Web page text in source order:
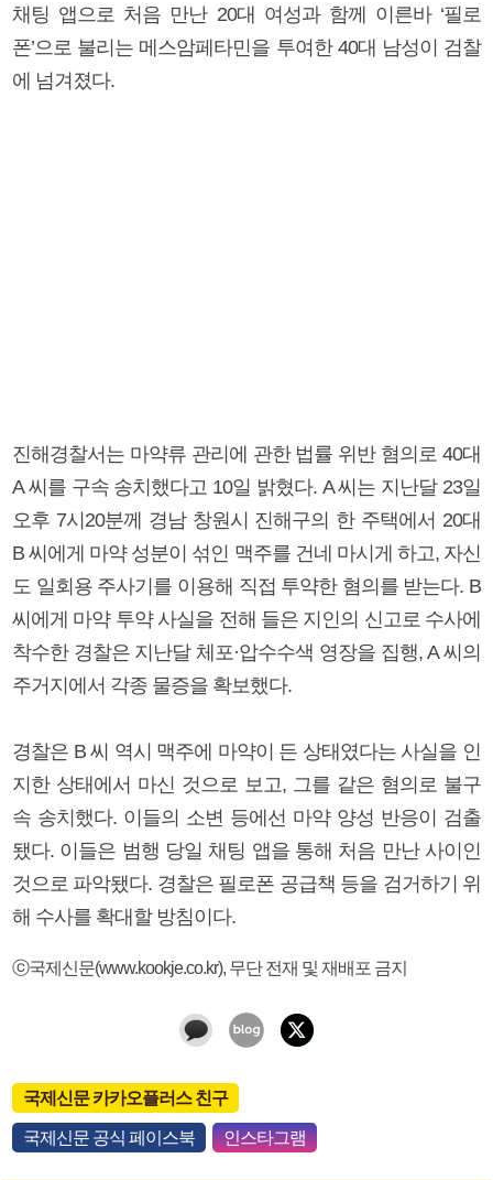
채팅 앱으로 처음 만난 20대 여성과 함께 이른바 ‘필로
폰’으로 불리는 메스암페타민을 투여한 40대 남성이 검찰
에 넘겨졌다.
진해경찰서는 마약류 관리에 관한 법률 위반 혐의로 40대
A 씨를 구속 송치했다고 10일 밝혔다. A 씨는 지난달 23일
오후 7시20분께 경남 창원시 진해구의 한 주택에서 20대
B 씨에게 마약 성분이 섞인 맥주를 건네 마시게 하고, 자신
도 일회용 주사기를 이용해 직접 투약한 혐의를 받는다. B
씨에게 마약 투약 사실을 전해 들은 지인의 신고로 수사에
착수한 경찰은 지난달 체포·압수수색 영장을 집행, A 씨의
주거지에서 각종 물증을 확보했다.
경찰은 B 씨 역시 맥주에 마약이 든 상태였다는 사실을 인
지한 상태에서 마신 것으로 보고, 그를 같은 혐의로 불구
속 송치했다. 이들의 소변 등에선 마약 양성 반응이 검출
됐다. 이들은 범행 당일 채팅 앱을 통해 처음 만난 사이인
것으로 파악됐다. 경찰은 필로폰 공급책 등을 검거하기 위
해 수사를 확대할 방침이다.
ⓒ국제신문(www.kookje.co.kr), 무단 전재 및 재배포 금지
국제신문 카카오플러스 친구
국제신문 공식 페이스북 인스타그램